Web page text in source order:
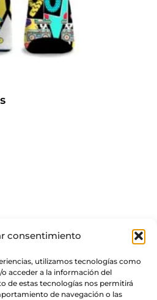
consentimiento
utilizamos tecnologías como
acceder a la información del
de estas tecnologías nos permitirá
de navegación o las